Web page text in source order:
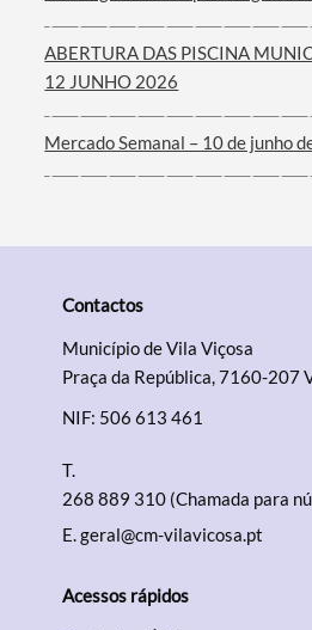
ABERTURA DAS PISCINA
12 JUNHO 2026
Mercado Semanal – 10 de junho
Contactos
Município de Vila Viçosa
Praça da República, 7160-207
NIF: 506 613 461
T.
268 889 310 (Chamada para
E.geral@cm-vilavicosa.pt
Acessos rápidos